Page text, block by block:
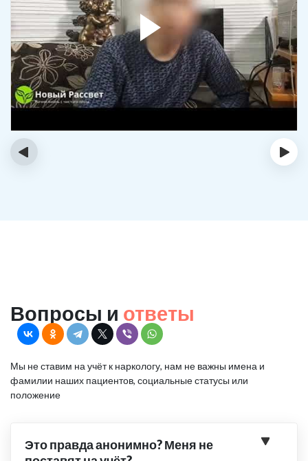
‹ ›
Вопросы и ответы
Мы не ставим на учёт к наркологу, нам не важны имена и
фамилии наших пациентов, социальные статусы или
положение
Это правда анонимно? Меня не